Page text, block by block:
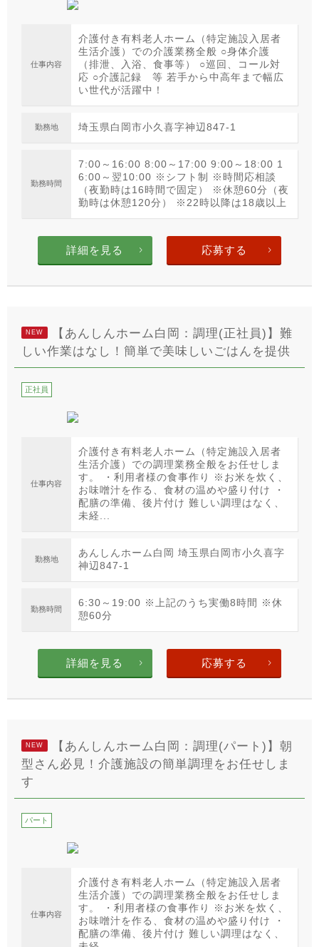
仕事内容
介護付き有料老人ホーム（特定施設入居者
生活介護）での介護業務全般 ○身体介護
（排泄、入浴、食事等） ○巡回、コール対
応 ○介護記録 等 若手から中高年まで幅広
い世代が活躍中！
勤務地 埼玉県白岡市小久喜字神辺847-1
勤務時間
7:00～16:00 8:00～17:00 9:00～18:00 1
6:00～翌10:00 ※シフト制 ※時間応相談
（夜勤時は16時間で固定） ※休憩60分（夜
勤時は休憩120分） ※22時以降は18歳以上
詳細を見る 応募する
NEW
【あんしんホーム白岡：調理(正社員)】難
しい作業はなし！簡単で美味しいごはんを提供
正社員
仕事内容
介護付き有料老人ホーム（特定施設入居者
生活介護）での調理業務全般をお任せしま
す。 ・利用者様の食事作り ※お米を炊く、
お味噌汁を作る、食材の温めや盛り付け ・
配膳の準備、後片付け 難しい調理はなく、
未経...
勤務地
あんしんホーム白岡 埼玉県白岡市小久喜字
神辺847-1
勤務時間
6:30～19:00 ※上記のうち実働8時間 ※休
憩60分
詳細を見る 応募する
NEW
【あんしんホーム白岡：調理(パート)】朝
型さん必見！介護施設の簡単調理をお任せしま
す
パート
仕事内容
介護付き有料老人ホーム（特定施設入居者
生活介護）での調理業務全般をお任せしま
す。 ・利用者様の食事作り ※お米を炊く、
お味噌汁を作る、食材の温めや盛り付け ・
配膳の準備、後片付け 難しい調理はなく、